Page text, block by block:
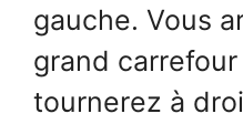
gauche. Vous
grand
tournerez à